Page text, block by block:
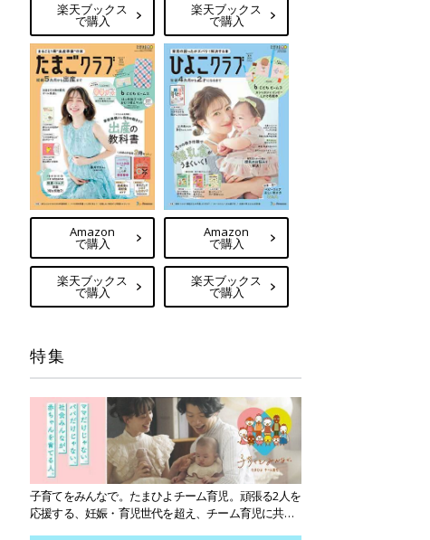
楽天ブックス
で購入
楽天ブックス
で購入
Amazon
で購入
楽天ブックス
で購入
Amazon
で購入
楽天ブックス
で購入
特集
子育てをみんなで。たまひよチーム育児。頑張る2人を
応援する、妊娠・育児世代を超え、チーム育児に共感